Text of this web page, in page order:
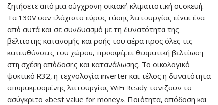
ζητήσετε από μια σύγχρονη οικιακή κλιματιστική συσκευή.
Τα 130V σαν ελάχιστο εύρος τάσης λειτουργίας είναι ένα
από αυτά και σε συνδυασμό με τη δυνατότητα της
βέλτιστης κατανομής και ροής του αέρα προς όλες τις
κατευθύνσεις του χώρου, προσφέρει θεαματική βελτίωση
στη σχέση απόδοσης και κατανάλωσης. Το οικολογικό
ψυκτικό R32, η τεχνολογία inverter και τέλος η δυνατότητα
απομακρυσμένης λειτουργίας WiFi Ready τονίζουν το
ασύγκριτο «best value for money». Ποιότητα, απόδοση και